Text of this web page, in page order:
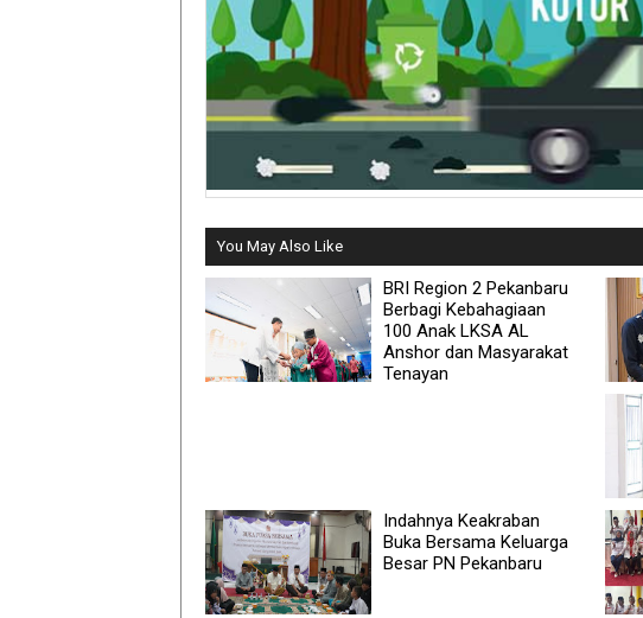
You May Also Like
BRI Region 2 Pekanbaru
Berbagi Kebahagiaan
100 Anak LKSA AL
Anshor dan Masyarakat
Tenayan
Indahnya Keakraban
Buka Bersama Keluarga
Besar PN Pekanbaru